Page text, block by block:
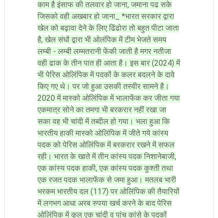
काम है इंसाफ की तलवार हो जाना, जमाना पढ सके
जिसको वही अखबार हो जाना_ *भारत सरकार द्वारा
खेल को बढ़ावा देने के लिए ढिंढोरा तो बहुत पीटा जाता
है, खेल संघों द्वारा भी ओलंपिक में टीम भेजते समय
लम्बी - लम्बी लम्मतरानी फेंकी जाती है मगर नतीजा
वही ढाक के तीन पात ही आता है। इस बार (2024) में
भी पेरिस ओलिंपिक में पदकों के कलर बदलने के दावे
किए गए थे। पर जो हुआ उसकी तस्वीर सामने है।
2020 में मास्को ओलिंपिक में भालाफेंक कर जीता गया
एकमात्र सोने का तमगा भी बरकरार नहीं रखा जा
सका वह भी चांदी में तब्दील हो गया। भला हुआ कि
भारतीय हाकी मास्को ओलिंपिक में जीते गये कांस्य
पदक को पेरिस ओलिंपिक में बरकरार रखने में सफल
रही। भारत के खाते में तीन कांस्य पदक निशानेबाजी,
एक कांस्य पदक हाकी, एक कांस्य पदक कुश्ती तथा
एक रजत पदक भालाफेंक से जमा हुआ। मतलब भारी
भरकम भारतीय दल (117) पर ओलिंपिक की तैयारियों
में लगभग आधा अरब रुपया खर्च करने के बाद पेरिस
ओलिंपिक में कुल एक चांदी व पांच कांसे के पदकों